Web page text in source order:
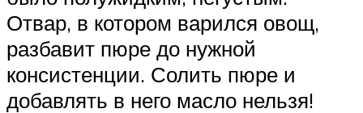
Отвар, в котором варился овощ,
разбавит пюре до нужной
консистенции. Солить пюре и
добавлять в него масло нельзя!